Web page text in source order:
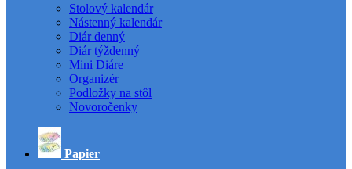
Stolový kalendár
Nástenný kalendár
Diár denný
Diár týždenný
Mini Diáre
Organizér
Podložky na stôl
Novoročenky
Papier